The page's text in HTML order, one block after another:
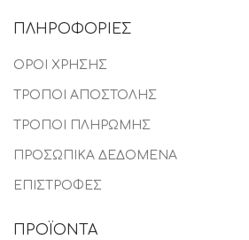
ΠΛΗΡΟΦΟΡΙΕΣ
ΟΡΟΙ ΧΡΗΣΗΣ
ΤΡΟΠΟΙ ΑΠΟΣΤΟΛΗΣ
ΤΡΟΠΟΙ ΠΛΗΡΩΜΗΣ
ΠΡΟΣΩΠΙΚΑ ΔΕΔΟΜΕΝΑ
ΕΠΙΣΤΡΟΦΕΣ
ΠΡΟΪΟΝΤΑ